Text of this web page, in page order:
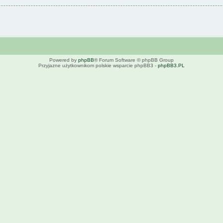
Powered by phpBB® Forum Software © phpBB Group
Przyjazne użytkownikom polskie wsparcie phpBB3 - phpBB3.PL